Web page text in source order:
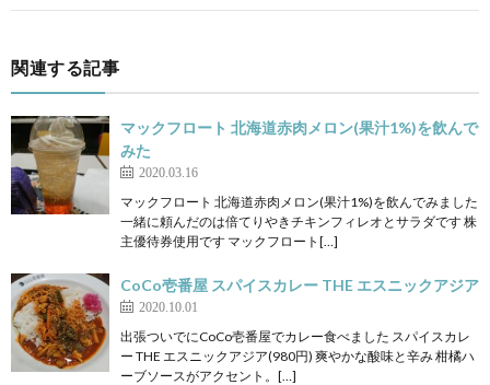
関連する記事
マックフロート 北海道赤肉メロン(果汁1%)を飲んで
みた
2020.03.16
マックフロート 北海道赤肉メロン(果汁1%)を飲んでみました
一緒に頼んだのは倍てりやきチキンフィレオとサラダです 株
主優待券使用です マックフロート[…]
CoCo壱番屋 スパイスカレー THE エスニックアジア
2020.10.01
出張ついでにCoCo壱番屋でカレー食べました スパイスカレ
ー THE エスニックアジア(980円) 爽やかな酸味と辛み 柑橘ハ
ーブソースがアクセント。[…]